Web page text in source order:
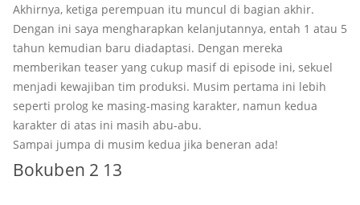
Akhirnya, ketiga perempuan itu muncul di bagian akhir.
Dengan ini saya mengharapkan kelanjutannya, entah 1 atau 5
tahun kemudian baru diadaptasi. Dengan mereka
memberikan teaser yang cukup masif di episode ini, sekuel
menjadi kewajiban tim produksi. Musim pertama ini lebih
seperti prolog ke masing-masing karakter, namun kedua
karakter di atas ini masih abu-abu.
Sampai jumpa di musim kedua jika beneran ada!
Bokuben 2 13